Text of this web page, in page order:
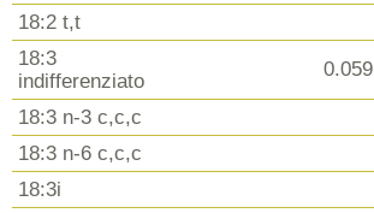
18:2 t,t
18:3
indifferenziato
0.059
18:3 n-3 c,c,c
18:3 n-6 c,c,c
18:3i